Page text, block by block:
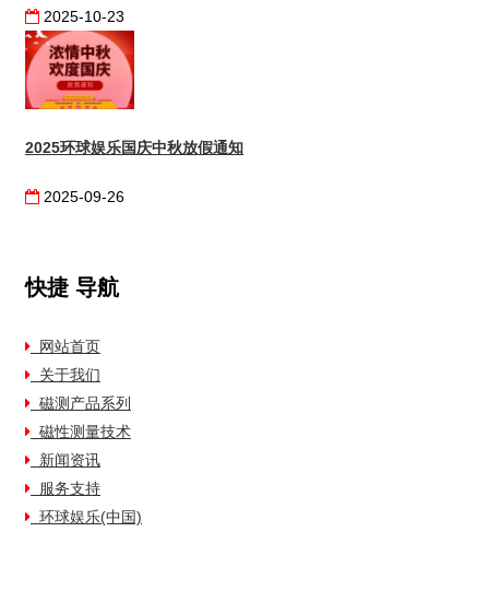
2025-10-23
2025环球娱乐国庆中秋放假通知
2025-09-26
快捷 导航
网站首页
关于我们
磁测产品系列
磁性测量技术
新闻资讯
服务支持
环球娱乐(中国)